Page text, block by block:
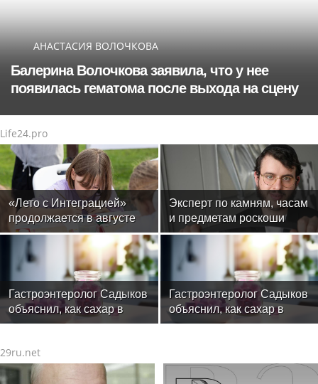
АНАСТАСИЯ ВОЛОЧКОВА
Балерина Волочкова заявила, что у нее
появилась гематома после выхода на сцену
Life24.pro
«Лето с Интеграцией»
продолжается в августе
— заключительный месяц
программы
Эксперт по камням, часам
и предметам роскоши
Менди Лифшиц: какие
украшения не любят
солнца моря и бассейн
Гастроэнтеролог Садыков
объяснил, как сахар в
рационе ускоряет
Гастроэнтеролог Садыков
объяснил, как сахар в
рационе ускоряет
29ru.net